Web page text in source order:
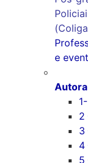
e
1-
2
3
4
5